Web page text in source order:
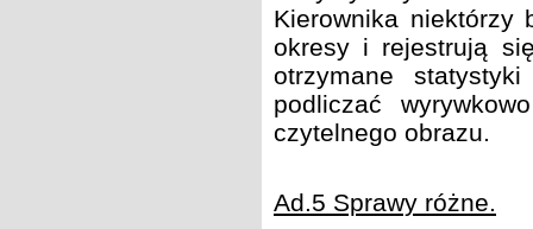
Kierownika niektórzy
okresy i rejestrują
otrzymane
podliczać
czytelnego obrazu.
Ad.5 Sprawy różne.